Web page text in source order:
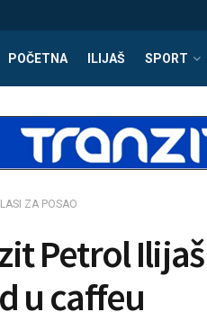
POČETNA ILIJAŠ SPORT
ZA POSAO
Petrol
u caffeu